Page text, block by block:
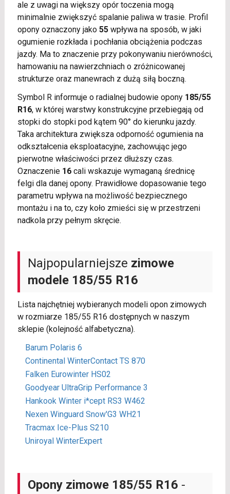
ale z uwagi na większy opór toczenia mogą
minimalnie zwiększyć spalanie paliwa w trasie. Profil
opony oznaczony jako 55wpływa na sposób, w jaki
ogumienie rozkłada i pochłania obciążenia podczas
jazdy. Ma to znaczenie przy pokonywaniu nierówności,
hamowaniu na nawierzchniach o zróżnicowanej
strukturze oraz manewrach z dużą siłą boczną.
Symbol R informuje o radialnej budowie opony 185/55
R16, w której warstwy konstrukcyjne przebiegają od
stopki do stopki pod kątem 90° do kierunku jazdy.
Taka architektura zwiększa odporność ogumienia na
odkształcenia eksploatacyjne, zachowując jego
pierwotne właściwości przez dłuższy czas.
Oznaczenie 16cali wskazuje wymaganą średnicę
felgi dla danej opony. Prawidłowe dopasowanie tego
parametru wpływa na możliwość bezpiecznego
montażu i na to, czy koło zmieści się w przestrzeni
nadkola przy pełnym skręcie.
Najpopularniejsze zimowe
modele 185/55 R16
Lista najchętniej wybieranych modeli opon zimowych
w rozmiarze 185/55 R16 dostępnych w naszym
sklepie (kolejność alfabetyczna).
Barum Polaris 6
Continental WinterContact TS 870
Falken Eurowinter HS02
Goodyear UltraGrip Performance 3
Hankook Winter i*cept RS3 W462
Nexen Winguard Snow'G3 WH21
Tracmax Ice-Plus S210
Uniroyal WinterExpert
Opony zimowe 185/55 R16 -